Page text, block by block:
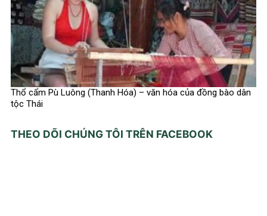
Thổ cẩm Pù Luông (Thanh Hóa) – văn hóa của đồng bào dân
tộc Thái
THEO DÕI CHÚNG TÔI TRÊN FACEBOOK